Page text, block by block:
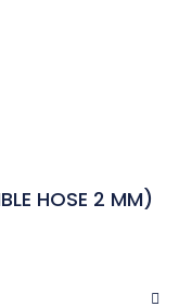
HOSE 2 MM)